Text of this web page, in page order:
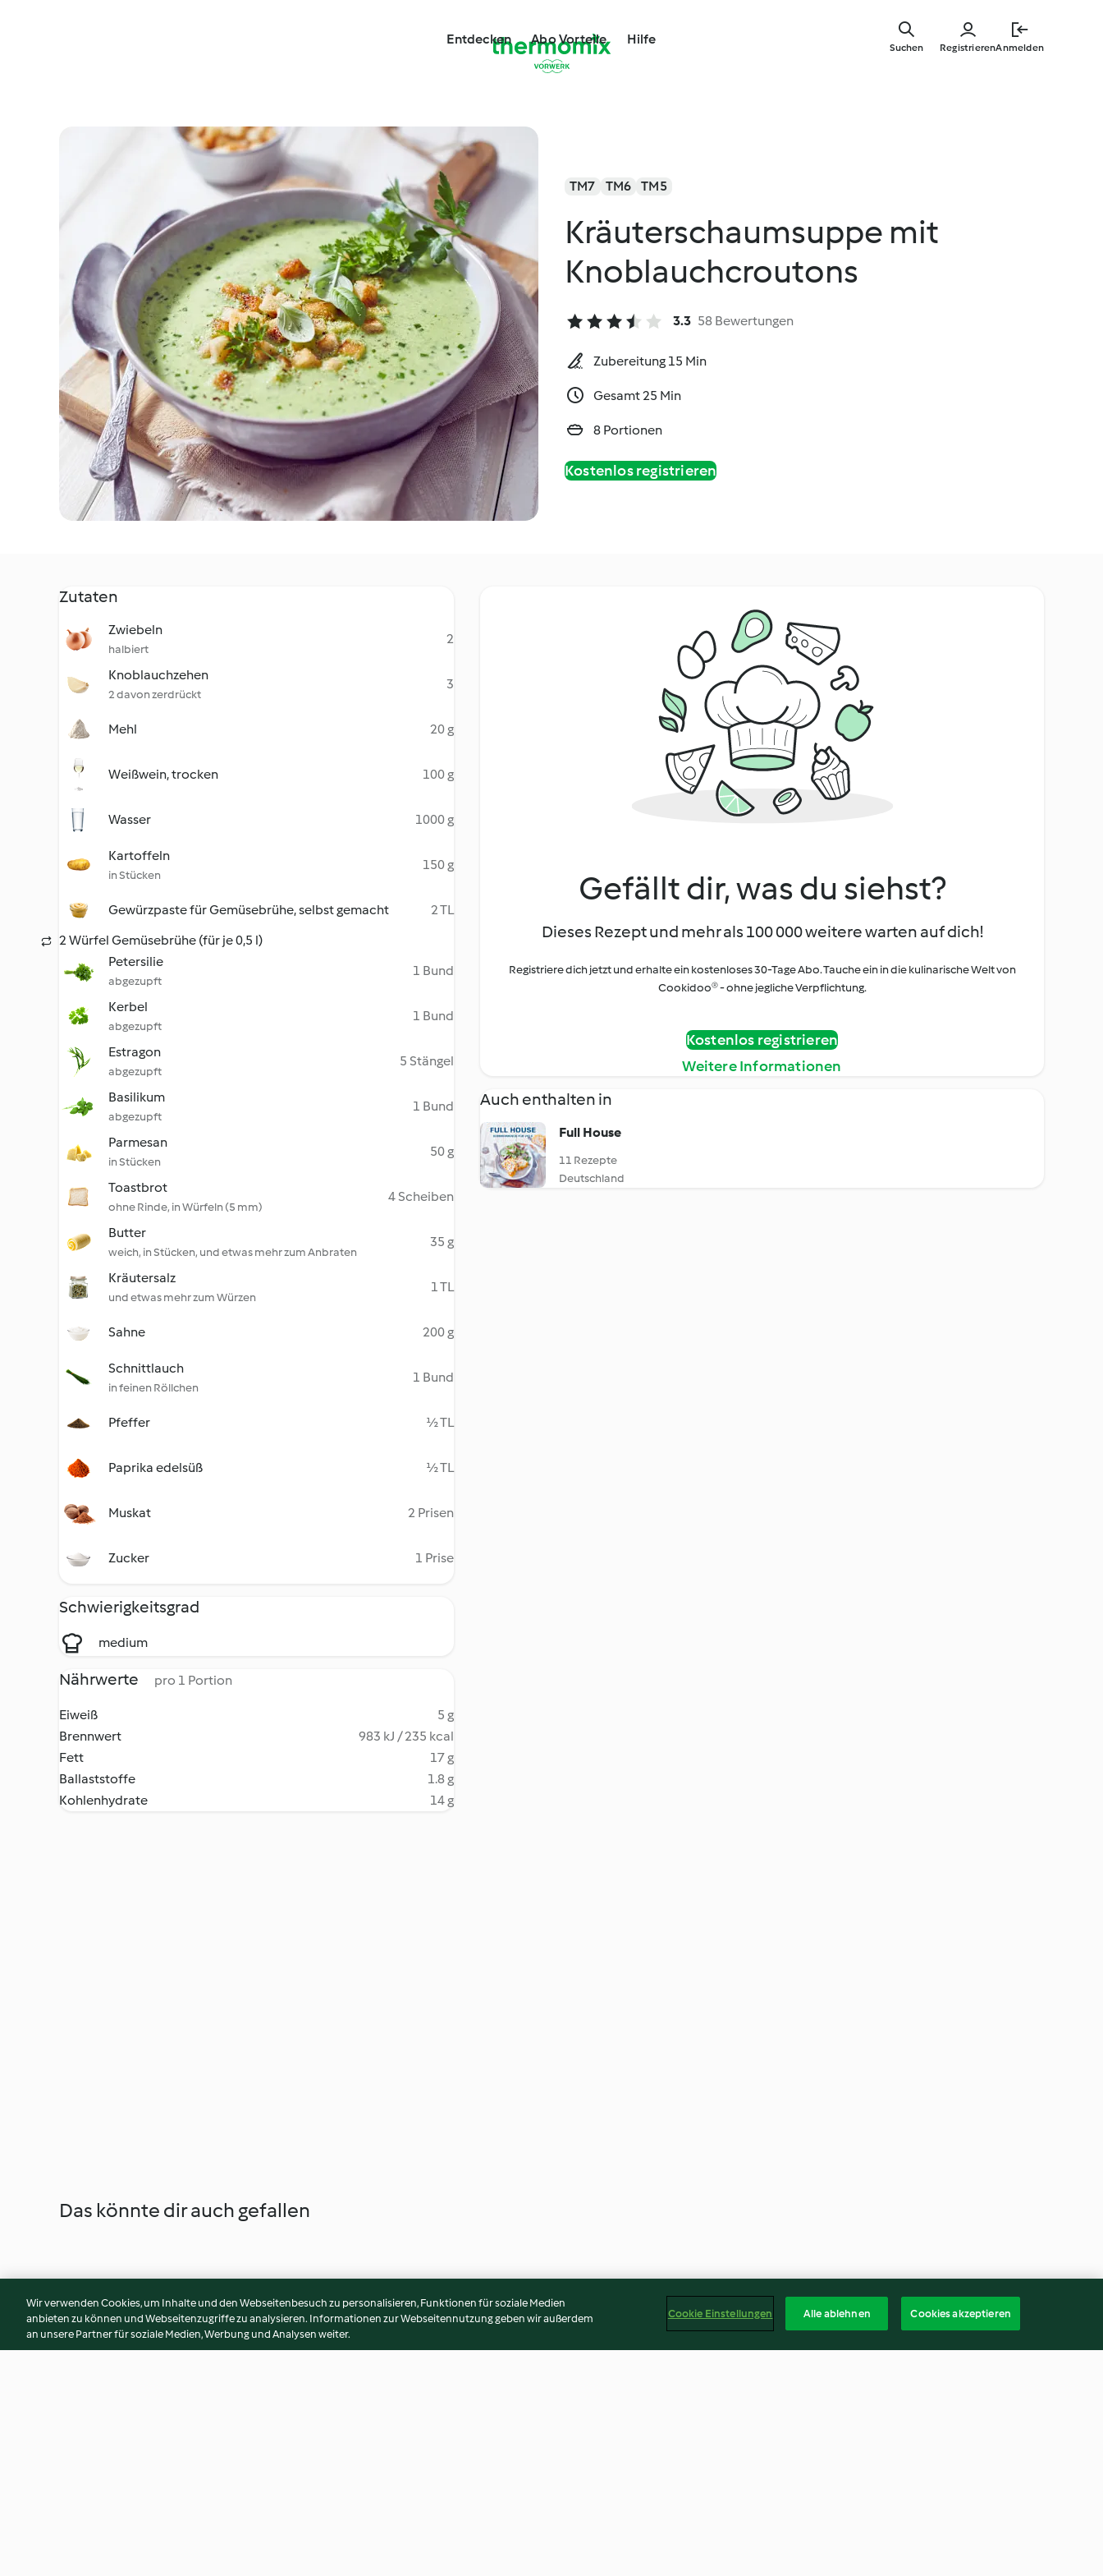
Entdecken Abo Vorteile Hilfe
RegistrierenAnmelden
Suchen
TM7 TM6 TM5
Kräuterschaumsuppe mit
Knoblauchcroutons
3.3 58 Bewertungen
Zubereitung 15 Min
Gesamt 25 Min
8 Portionen
Kostenlos registrieren
Zutaten
Zwiebeln
halbiert
2
Knoblauchzehen
2 davon zerdrückt
3
Mehl 20 g
Weißwein, trocken 100 g
Wasser 1000 g
Kartoffeln
in Stücken
150 g
Gewürzpaste für Gemüsebrühe, selbst gemacht
2 TL
2 Würfel Gemüsebrühe (für je 0,5 l)
Petersilie
abgezupft
1 Bund
Kerbel
abgezupft
1 Bund
Estragon
abgezupft
5 Stängel
Basilikum
abgezupft
1 Bund
Parmesan
in Stücken
50 g
Toastbrot
ohne Rinde, in Würfeln (5 mm)
4 Scheiben
Butter
weich, in Stücken, und etwas mehr zum Anbraten
35 g
Kräutersalz
und etwas mehr zum Würzen
1 TL
Sahne 200 g
Schnittlauch
in feinen Röllchen
1 Bund
Pfeffer ½ TL
Paprika edelsüß ½ TL
Muskat 2 Prisen
Zucker 1 Prise
Schwierigkeitsgrad
medium
Nährwerte pro 1 Portion
Eiweiß
5 g
Brennwert
983 kJ / 235 kcal
Fett
17 g
Ballaststoffe
1.8 g
Kohlenhydrate
14 g
Gefällt dir, was du siehst?
Dieses Rezept und mehr als 100 000 weitere warten auf dich!
Registriere dich jetzt und erhalte ein kostenloses 30-Tage Abo. Tauche ein in die kulinarische Welt von
Cookidoo® - ohne jegliche Verpflichtung.
Kostenlos registrieren
Weitere Informationen
Auch enthalten in
Full House
11 Rezepte
Deutschland
Das könnte dir auch gefallen
Wir verwenden Cookies, um Inhalte und den Webseitenbesuch zu personalisieren, Funktionen für soziale Medien
anbieten zu können und Webseitenzugriffe zu analysieren. Informationen zur Webseitennutzung geben wir außerdem
an unsere Partner für soziale Medien, Werbung und Analysen weiter.
Cookie Einstellungen Alle ablehnen Cookies akzeptieren